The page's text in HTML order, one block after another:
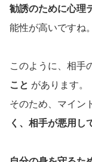
勧誘のために心理
能性が高いですね。
このように、相手
こと があります。
そのため、マイン
く、相手が悪用し